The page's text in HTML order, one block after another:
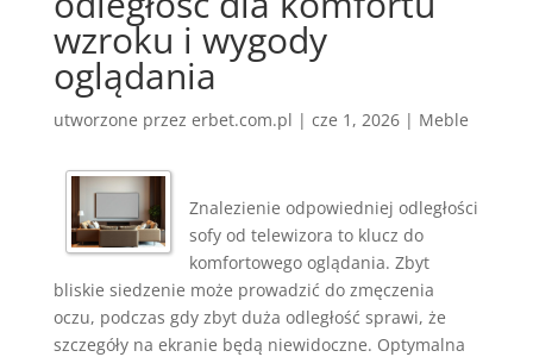
wzroku i wygody
oglądania
utworzone przez erbet.com.pl | cze 1, 2026| Meble
Znalezienie odpowiedniej odległości
sofy od telewizora to klucz do
komfortowego oglądania. Zbyt
bliskie siedzenie może prowadzić do zmęczenia
oczu, podczas gdy zbyt duża odległość sprawi, że
szczegóły na ekranie będą niewidoczne. Optymalna